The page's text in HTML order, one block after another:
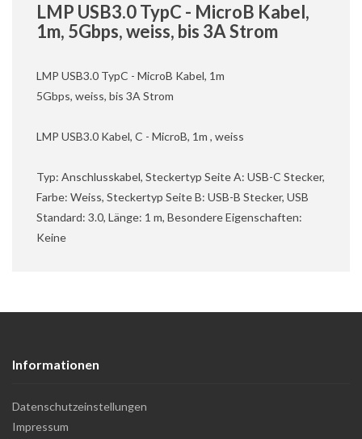
LMP USB3.0 TypC - MicroB Kabel,
1m, 5Gbps, weiss, bis 3A Strom
LMP USB3.0 TypC - MicroB Kabel, 1m
5Gbps, weiss, bis 3A Strom
LMP USB3.0 Kabel, C - MicroB, 1m , weiss
Typ: Anschlusskabel, Steckertyp Seite A: USB-C Stecker,
Farbe: Weiss, Steckertyp Seite B: USB-B Stecker, USB
Standard: 3.0, Länge: 1 m, Besondere Eigenschaften:
Keine
Informationen
Datenschutzeinstellungen
Impressum